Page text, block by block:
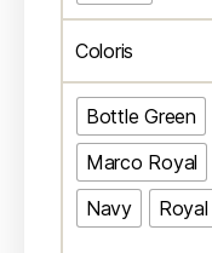
Coloris
Bottle Green
Marco Royal
Navy
Royal